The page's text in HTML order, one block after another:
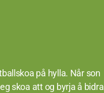
på hylla. Når son
skoa att og byrja å bidra